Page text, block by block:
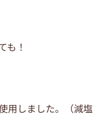
も！
用しました。（減塩